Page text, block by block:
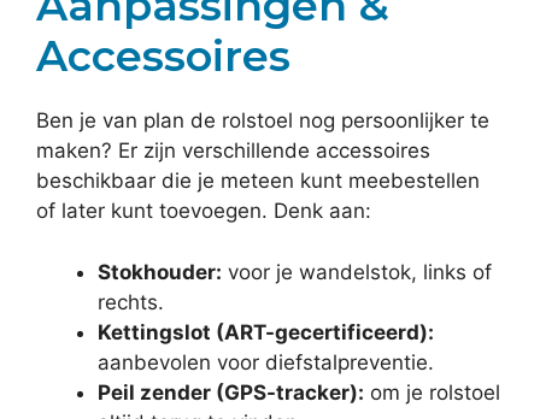
Accessoires
Ben je van plan de rolstoel nog persoonlijker te
maken? Er zijn verschillende accessoires
beschikbaar die je meteen kunt meebestellen
of later kunt toevoegen. Denk aan:
Stokhouder: voor je wandelstok, links of
rechts.
Kettingslot (ART-gecertificeerd):
aanbevolen voor diefstalpreventie.
Peil zender (GPS-tracker): om je rolstoel